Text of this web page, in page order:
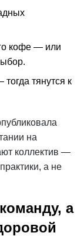
кофе — или
.
тянутся к
на
коллектив —
а не
а